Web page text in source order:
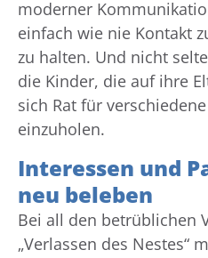
moderner
einfach wie nie Kontakt
zu halten. Und nicht
die Kinder, die auf ihre
sich Rat für
einzuholen.
Interessen und
neu beleben
Bei all den betrüblichen
„Verlassen des Nestes“